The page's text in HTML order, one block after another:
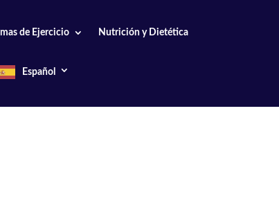
de Ejercicio Nutrición y Dietética
Español